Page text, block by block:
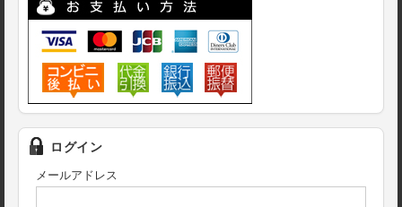
ログイン
メールアドレス